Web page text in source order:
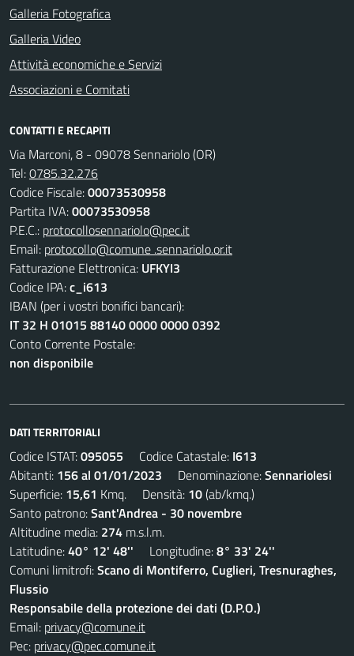
Galleria Fotografica
Galleria Video
Attività economiche e Servizi
Associazioni e Comitati
CONTATTI E RECAPITI
Via Marconi, 8 - 09078 Sennariolo (OR)
Tel:0785.32.276
Codice Fiscale:00073530958
Partita IVA:00073530958
P.E.C.: protocollosennariolo@pec.it
Email: protocollo@comune .sennariolo.or.it
Fatturazione Elettronica: UFKYI3
Codice IPA:c_i613
IBAN (per i vostri bonifici bancari):
IT 32 H 01015 88140 0000 0000 0392
Conto Corrente Postale:
non disponibile
DATI TERRITORIALI
Codice ISTAT:095055 Codice Catastale: I613
Abitanti: 156 al 01/01/2023 Denominazione:Sennariolesi
Superficie: 15,61 Kmq. Densità: 10(ab/kmq.)
Santo patrono:Sant'Andrea - 30 novembre
Altitudine media: 274 m.s.l.m.
Latitudine:40° 12' 48'' Longitudine:8° 33' 24''
Comuni limitrofi:Scano di Montiferro, Cuglieri, Tresnuraghes,
Flussio
Responsabile della protezione dei dati (D.P.O.)
Email: privacy@comune.it
Pec: privacy@pec.comune.it